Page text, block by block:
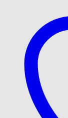
Mulighederne
varesiden